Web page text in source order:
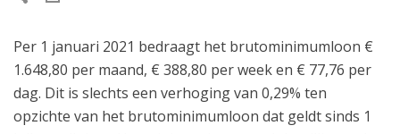
Per 1 januari 2021 bedraagt het brutominimumloon €
1.648,80 per maand, € 388,80 per week en € 77,76 per
dag. Dit is slechts een verhoging van 0,29% ten
opzichte van het brutominimumloon dat geldt sinds 1